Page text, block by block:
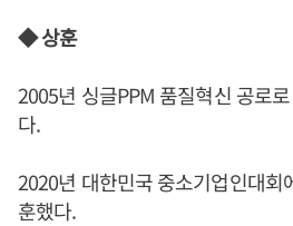
◆ 상훈
2005년 싱글PPM 품질혁신 공로
다.
2020년 대한민국 중소기업인대회
훈했다.